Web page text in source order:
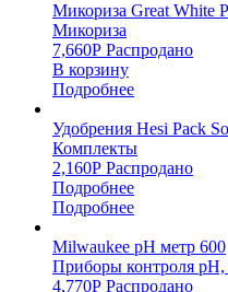
Микориза Great White
Микориза
7,660Р Распродано
В корзину
Подробнее
Удобрения Hesi Pack
Комплекты
2,160Р Распродано
Подробнее
Подробнее
Milwaukee pH метр 600
Приборы контроля pH,
4,770Р Распродано